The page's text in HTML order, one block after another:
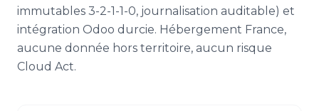
immutables 3-2-1-1-0, journalisation auditable) et
intégration Odoo durcie. Hébergement France,
aucune donnée hors territoire, aucun risque
Cloud Act.